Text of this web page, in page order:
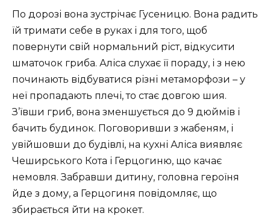
По дорозі вона зустрічає Гусеницю. Вона радить
їй тримати себе в руках і для того, щоб
повернути свій нормальний ріст, відкусити
шматочок гриба. Аліса слухає її пораду, і з нею
починають відбуватися різні метаморфози – у
неї пропадають плечі, то стає довгою шия.
З’ївши гриб, вона зменшується до 9 дюймів і
бачить будинок. Поговоривши з жабеням, і
увійшовши до будівлі, на кухні Аліса виявляє
Чеширського Кота і Герцогиню, що качає
немовля. Забравши дитину, головна героїня
йде з дому, а Герцогиня повідомляє, що
збирається йти на крокет.